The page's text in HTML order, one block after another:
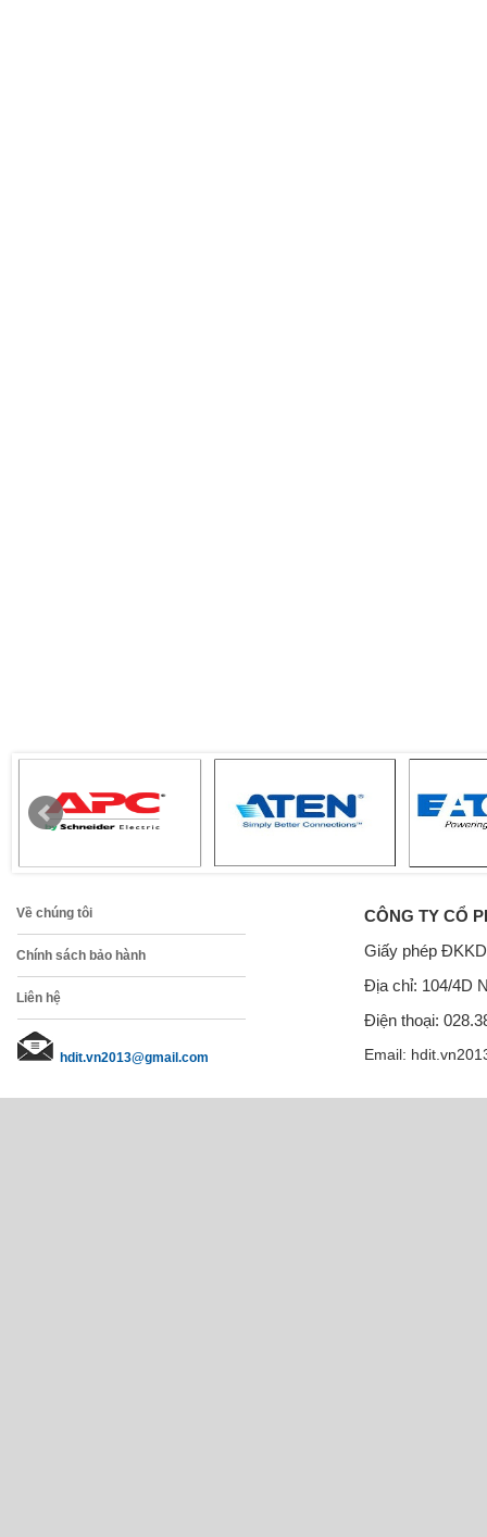
Về chúng tôi
Chính sách bảo hành
Liên hệ
hdit.vn2013@gmail.com
CÔNG TY CỔ
Giấy phép
Địa chỉ: 104/4D
Điện thoại:
Email: